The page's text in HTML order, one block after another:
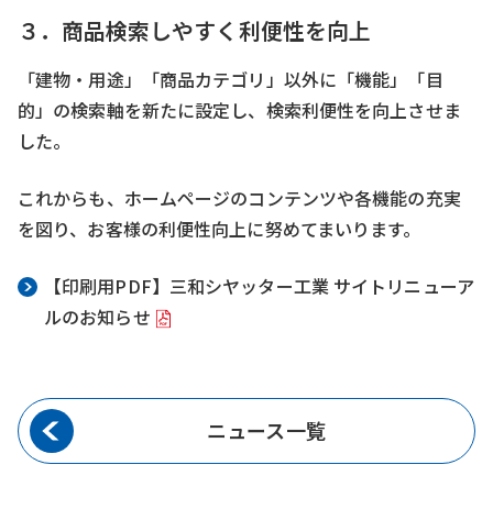
３．商品検索しやすく利便性を向上
「建物・用途」「商品カテゴリ」以外に「機能」「目
的」の検索軸を新たに設定し、検索利便性を向上させま
した。
これからも、ホームページのコンテンツや各機能の充実
を図り、お客様の利便性向上に努めてまいります。
【印刷用PDF】三和シヤッター工業 サイトリニューア
ルのお知らせ
ニュース一覧